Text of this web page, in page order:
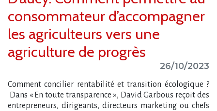
consommateur d’accompagner
les agriculteurs vers une
agriculture de progrès
26/10/2023
Comment concilier rentabilité et transition écologique ?
Dans « En toute transparence », David Garbous reçoit des
entrepreneurs, dirigeants, directeurs marketing ou chefs